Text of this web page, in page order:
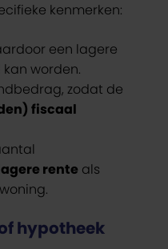
kenmerken:
een lagere
worden.
zodat de
fiscaal
rente als
hypotheek